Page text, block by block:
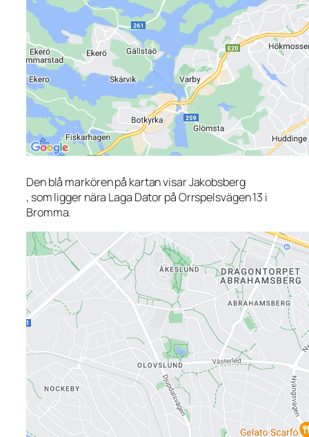
Den blå markören på kartan visar Jakobsberg
, som ligger nära Laga Dator på Orrspelsvägen 13 i
Bromma.